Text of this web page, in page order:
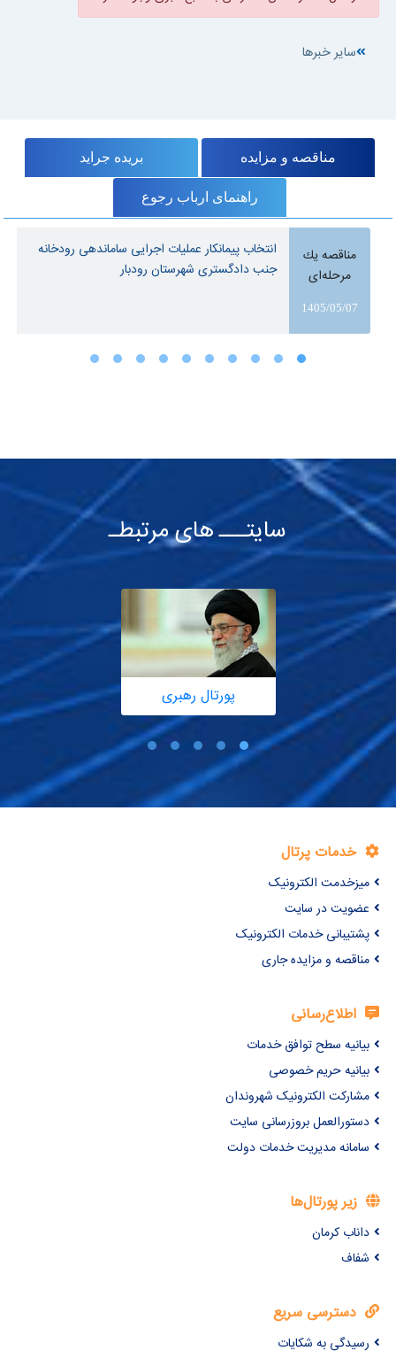
سایر خبرها
مناقصه و مزایده بریده جراید
راهنمای ارباب رجوع
مناقصه یك
مرحله‌ای
1405/05/07
انتخاب پیمانکار عملیات اجرایی ساماندهی رودخانه
جنب دادگستری شهرستان رودبار
سایتـــ های مرتبطـ
پورتال رهبری
خدمات پرتال
میزخدمت الکترونیک
عضویت در سایت
پشتیبانی خدمات الکترونیک
مناقصه و مزایده جاری
اطلاع‌رسانی
بیانیه سطح توافق خدمات
بیانیه حریم خصوصی
مشارکت الکترونیک شهروندان
دستورالعمل بروزرسانی سایت
سامانه مدیریت خدمات دولت
زیر پورتال‌ها
داناب کرمان
شفاف
دسترسی سریع
رسیدگی به شکایات